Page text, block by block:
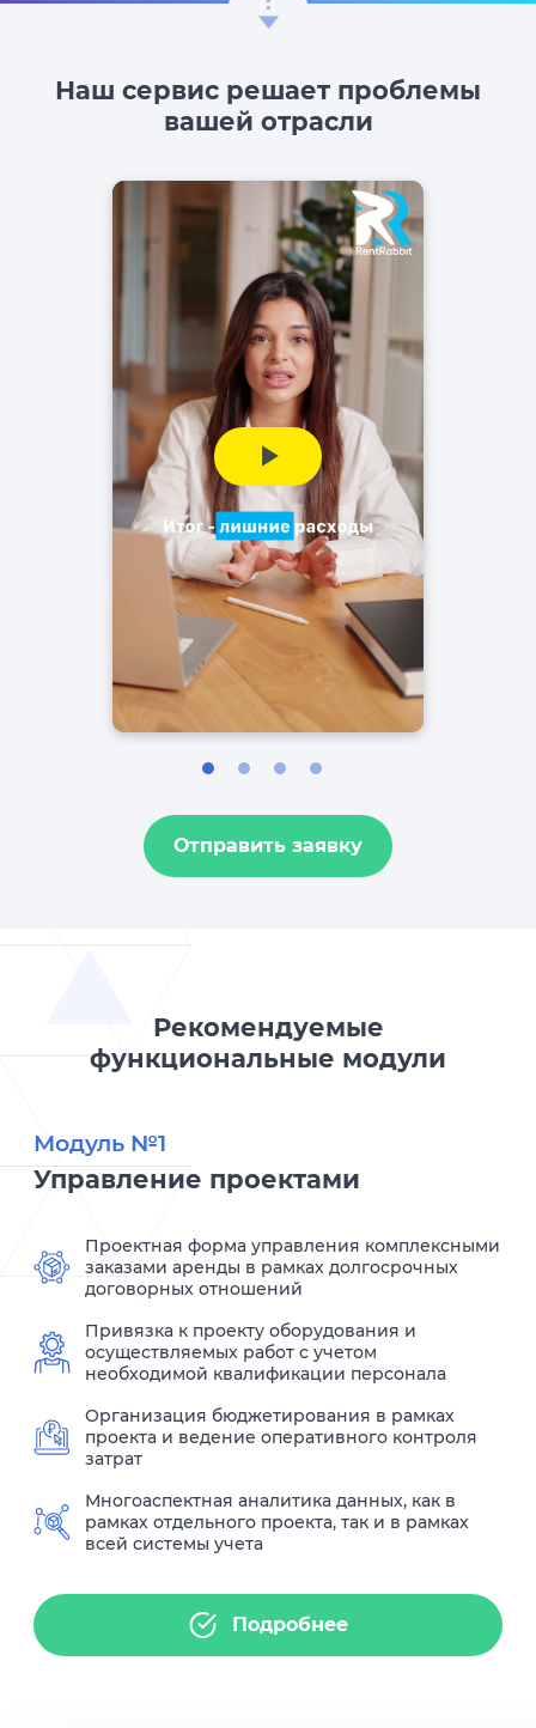
Наш сервис решает проблемы
вашей отрасли
Play
Video
Отправить заявку
Рекомендуемые
функциональные модули
Модуль №1
Управление проектами
Проектная форма управления комплексными
заказами аренды в рамках долгосрочных
договорных отношений
Привязка к проекту оборудования и
осуществляемых работ с учетом
необходимой квалификации персонала
Организация бюджетирования в рамках
проекта и ведение оперативного контроля
затрат
Многоаспектная аналитика данных, как в
рамках отдельного проекта, так и в рамках
всей системы учета
Подробнее